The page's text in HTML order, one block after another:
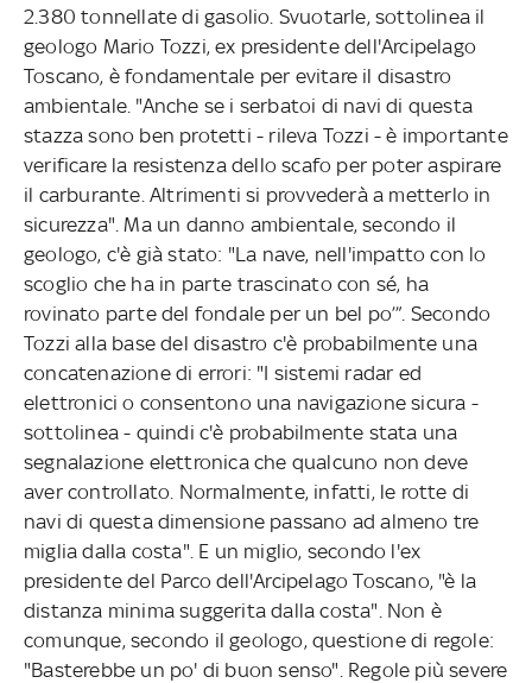
2.380 tonnellate di gasolio. Svuotarle, sottolinea il
geologo Mario Tozzi, ex presidente dell'Arcipelago
Toscano, è fondamentale per evitare il disastro
ambientale. "Anche se i serbatoi di navi di questa
stazza sono ben protetti - rileva Tozzi - è importante
verificare la resistenza dello scafo per poter aspirare
il carburante. Altrimenti si provvederà a metterlo in
sicurezza". Ma un danno ambientale, secondo il
geologo, c'è già stato: "La nave, nell'impatto con lo
scoglio che ha in parte trascinato con sé, ha
rovinato parte del fondale per un bel po’”. Secondo
Tozzi alla base del disastro c'è probabilmente una
concatenazione di errori: "I sistemi radar ed
elettronici o consentono una navigazione sicura -
sottolinea - quindi c'è probabilmente stata una
segnalazione elettronica che qualcuno non deve
aver controllato. Normalmente, infatti, le rotte di
navi di questa dimensione passano ad almeno tre
miglia dalla costa". E un miglio, secondo l'ex
presidente del Parco dell'Arcipelago Toscano, "è la
distanza minima suggerita dalla costa". Non è
comunque, secondo il geologo, questione di regole:
"Basterebbe un po' di buon senso". Regole più severe